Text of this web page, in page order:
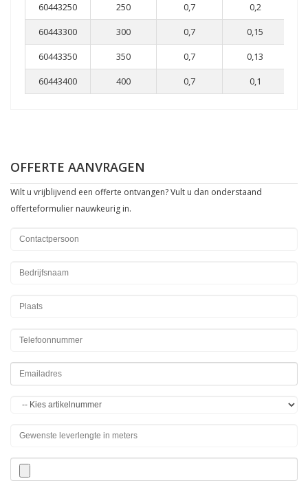
60443250
250 0,7
0,2
60443300
300 0,7
0,15
60443350
350 0,7
0,13
60443400
400 0,7 0,1
OFFERTE AANVRAGEN
Wilt u vrijblijvend een offerte ontvangen? Vult u dan onderstaand
offerteformulier nauwkeurig in.